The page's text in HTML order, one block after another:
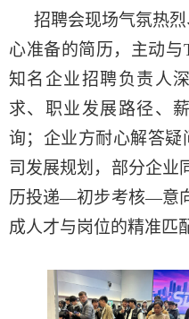
招聘会现场气氛热
心准备的简历，主动
知名企业招聘负责人
求、职业发展路径、
询；企业方耐心解答
司发展规划，部分企业
历投递—初步考核—意
成人才与岗位的精准匹